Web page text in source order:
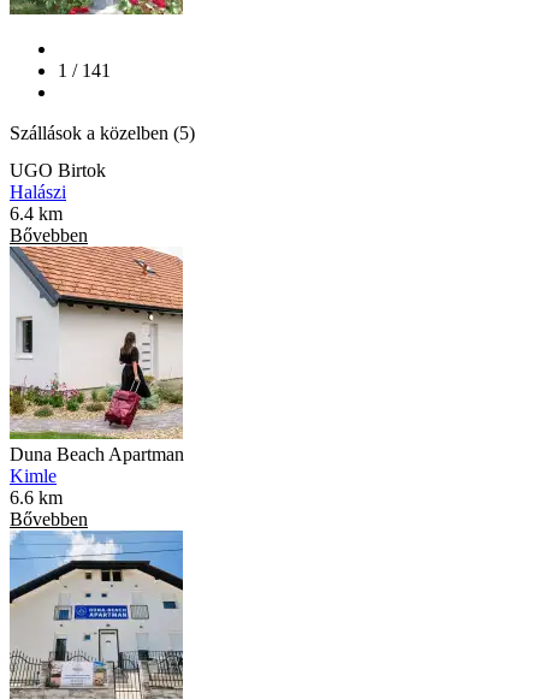
1 / 141
Szállások a közelben (5)
UGO Birtok
Halászi
6.4 km
Bővebben
Duna Beach Apartman
Kimle
6.6 km
Bővebben